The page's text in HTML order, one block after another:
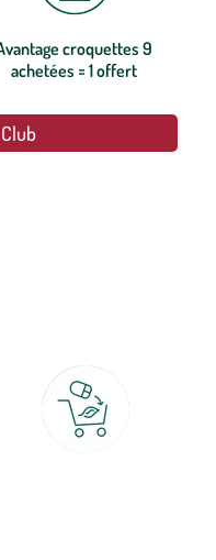
croquettes 9
achetées = 1 offert